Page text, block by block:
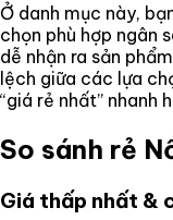
Ở danh mục này,
chọn phù hợp ngân
dễ nhận ra sản
lệch giữa các lựa
“giá rẻ nhất” nhanh
So sánh rẻ
Giá thấp nhất &